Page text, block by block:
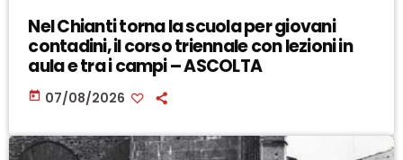
Nel Chianti torna la scuola per giovani
contadini, il corso triennale con lezioni in
aula e tra i campi – ASCOLTA
today 07/08/2026